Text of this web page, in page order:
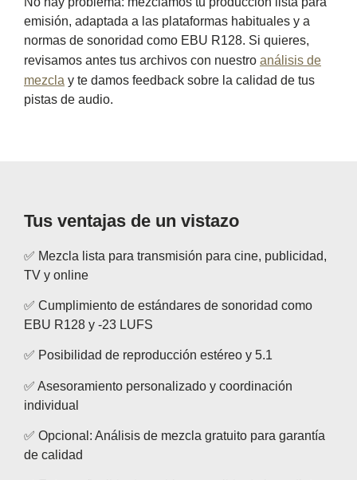
emisión, adaptada a las plataformas habituales y a
normas de sonoridad como EBU R128. Si quieres,
revisamos antes tus archivos con nuestro análisis de
mezcla y te damos feedback sobre la calidad de tus
pistas de audio.
Tus ventajas de un vistazo
✅ Mezcla lista para transmisión para cine, publicidad,
TV y online
✅ Cumplimiento de estándares de sonoridad como
EBU R128 y -23 LUFS
✅ Posibilidad de reproducción estéreo y 5.1
✅ Asesoramiento personalizado y coordinación
individual
✅ Opcional: Análisis de mezcla gratuito para garantía
de calidad